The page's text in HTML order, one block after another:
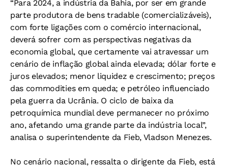
“Para 2024, a indústria da Bahia, por ser em grande
parte produtora de bens tradable (comercializáveis),
com forte ligações com o comércio internacional,
deverá sofrer com as perspectivas negativas da
economia global, que certamente vai atravessar um
cenário de inflação global ainda elevada; dólar forte e
juros elevados; menor liquidez e crescimento; preços
das commodities em queda; e petróleo influenciado
pela guerra da Ucrânia. O ciclo de baixa da
petroquímica mundial deve permanecer no próximo
ano, afetando uma grande parte da indústria local”,
analisa o superintendente da Fieb, Vladson Menezes.
No cenário nacional, ressalta o dirigente da Fieb, está